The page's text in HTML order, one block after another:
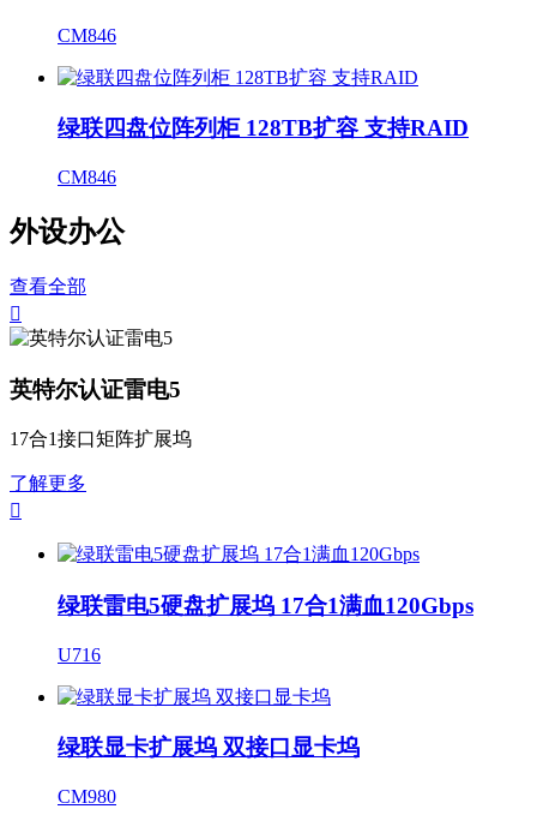
CM846
绿联四盘位阵列柜 128TB扩容 支持RAID
CM846
外设办公
查看全部

英特尔认证雷电5
17合1接口矩阵扩展坞
了解更多

绿联雷电5硬盘扩展坞 17合1满血120Gbps
U716
绿联显卡扩展坞 双接口显卡坞
CM980